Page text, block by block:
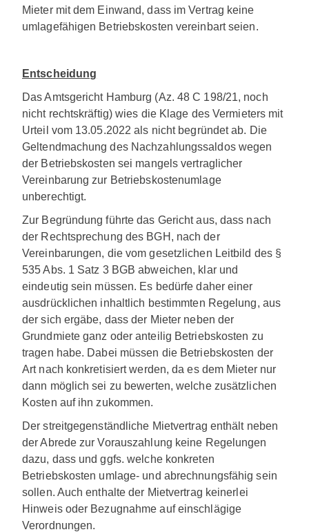
Mieter mit dem Einwand, dass im Vertrag keine
umlagefähigen Betriebskosten vereinbart seien.
Entscheidung
Das Amtsgericht Hamburg (Az. 48 C 198/21, noch
nicht rechtskräftig) wies die Klage des Vermieters mit
Urteil vom 13.05.2022 als nicht begründet ab. Die
Geltendmachung des Nachzahlungssaldos wegen
der Betriebskosten sei mangels vertraglicher
Vereinbarung zur Betriebskostenumlage
unberechtigt.
Zur Begründung führte das Gericht aus, dass nach
der Rechtsprechung des BGH, nach der
Vereinbarungen, die vom gesetzlichen Leitbild des §
535 Abs. 1 Satz 3 BGB abweichen, klar und
eindeutig sein müssen. Es bedürfe daher einer
ausdrücklichen inhaltlich bestimmten Regelung, aus
der sich ergäbe, dass der Mieter neben der
Grundmiete ganz oder anteilig Betriebskosten zu
tragen habe. Dabei müssen die Betriebskosten der
Art nach konkretisiert werden, da es dem Mieter nur
dann möglich sei zu bewerten, welche zusätzlichen
Kosten auf ihn zukommen.
Der streitgegenständliche Mietvertrag enthält neben
der Abrede zur Vorauszahlung keine Regelungen
dazu, dass und ggfs. welche konkreten
Betriebskosten umlage- und abrechnungsfähig sein
sollen. Auch enthalte der Mietvertrag keinerlei
Hinweis oder Bezugnahme auf einschlägige
Verordnungen.